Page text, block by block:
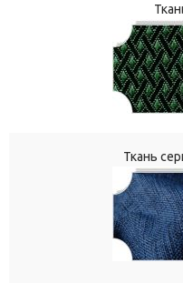
Ткань